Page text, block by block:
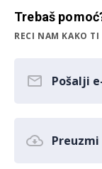
Trebaš
RECI NAM KAKO
Pošalji